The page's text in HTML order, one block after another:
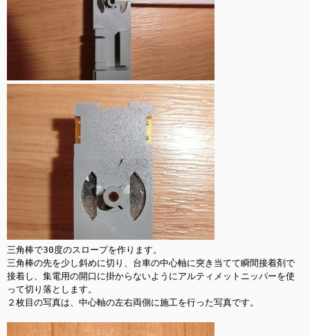
三角棒で30度のスロープを作ります。
三角棒の先を少し斜めに切り、台車の中心軸に突き当てて瞬間接着剤で
接着し、集電用の開口に掛からないようにアルティメットニッパーを使
って切り落とします。
２枚目の写真は、中心軸の左右両側に施工を行った写真です。